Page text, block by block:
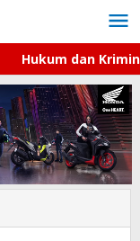
Hukum dan